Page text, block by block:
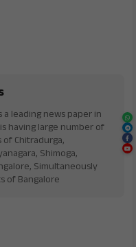
a leading news paper in
having large number of
Chitradurga,
Shimoga,
Simultaneously
of Bangalore